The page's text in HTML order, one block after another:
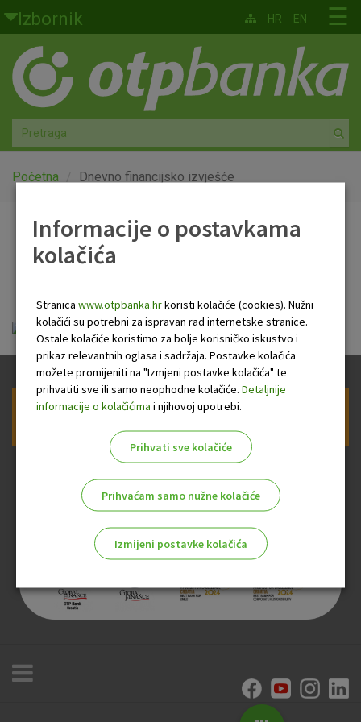
Skoči na glavni sadržaj
Izbornik
Građani
Privatno bankarstvo
Agro
Mala poduzeća i obrtnici
Globalna tržišta
O nama
☰
HR EN
Početna Dnevno financijsko izvješće
Dnevno financijsko
Dnevno financijsko izvješće.pdf
Prijava na newsletter OTP banke
Informacije o postavkama
kolačića
Stranica www.otpbanka.hrkoristi kolačiće (cookies). Nužni
kolačići su potrebni za ispravan rad internetske stranice.
Ostale kolačiće koristimo za bolje korisničko iskustvo i
prikaz relevantnih oglasa i sadržaja. Postavke kolačića
možete promijeniti na "Izmjeni postavke kolačića" te
prihvatiti sve ili samo neophodne kolačiće. Detaljnije
informacije o kolačićima i njihovoj upotrebi.
Prihvati sve kolačiće
Prihvaćam samo nužne kolačiće
Izmijeni postavke kolačića
Nužni kolačići